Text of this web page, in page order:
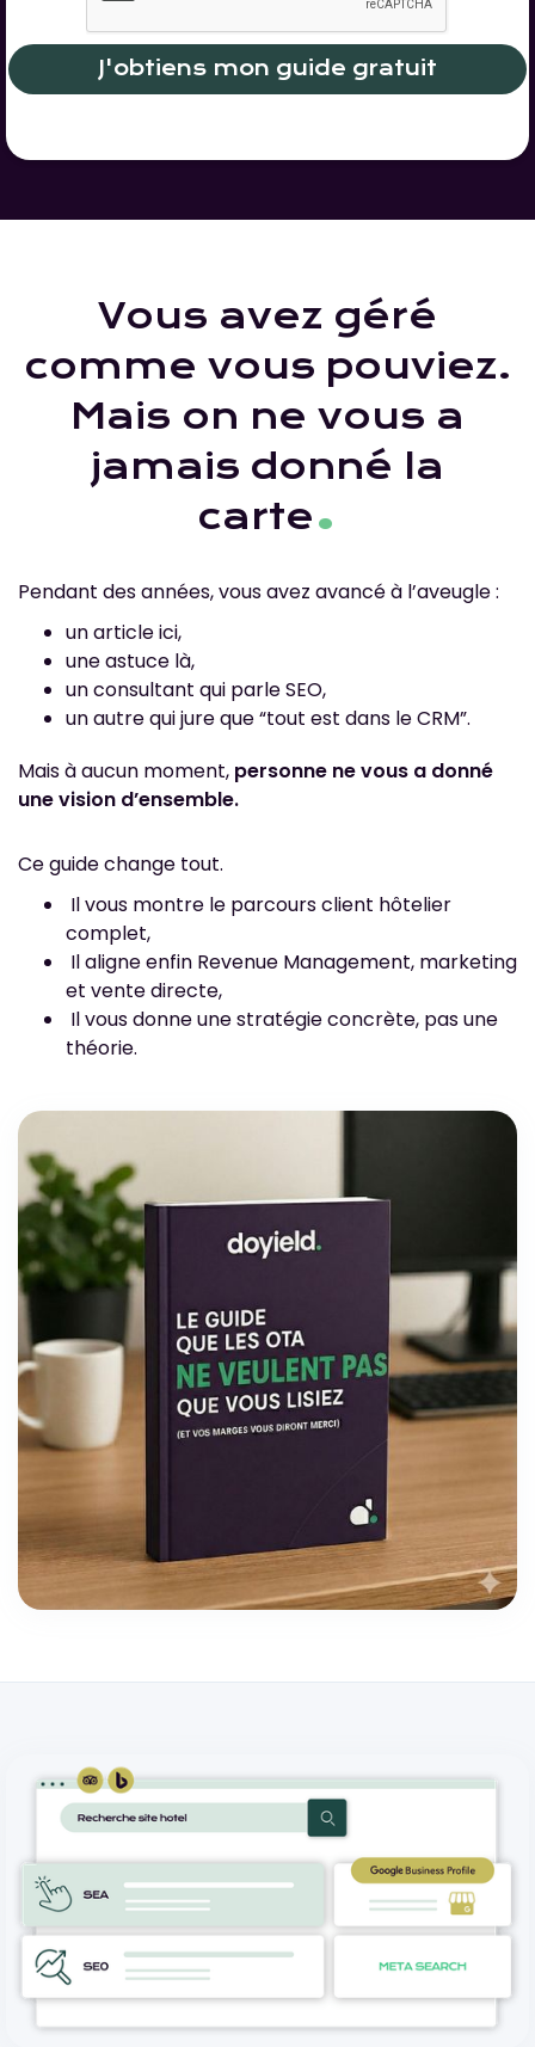
Vous avez géré
comme vous pouviez.
Mais on ne vous a
jamais donné la
carte.
Pendant des années, vous avez avancé à l’aveugle :
un article ici,
une astuce là,
un consultant qui parle SEO,
un autre qui jure que “tout est dans le CRM”.
Mais à aucun moment, personne ne vous a donné
une vision d’ensemble.
Ce guide change tout.
Il vous montre le parcours client hôtelier
complet,
Il aligne enfin Revenue Management, marketing
et vente directe,
Il vous donne une stratégie concrète, pas une
théorie.